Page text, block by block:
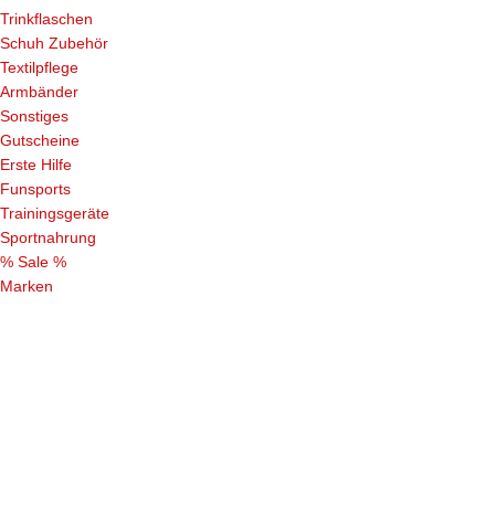
Trinkflaschen
Schuh Zubehör
Textilpflege
Armbänder
Sonstiges
Gutscheine
Erste Hilfe
Funsports
Trainingsgeräte
Sportnahrung
% Sale %
Marken